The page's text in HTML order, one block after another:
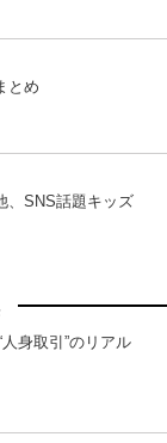
とめ
、SNS話題キッズ
身取引”のリアル